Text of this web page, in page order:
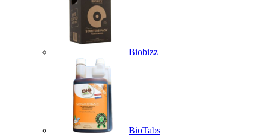
Biobizz
BioTabs